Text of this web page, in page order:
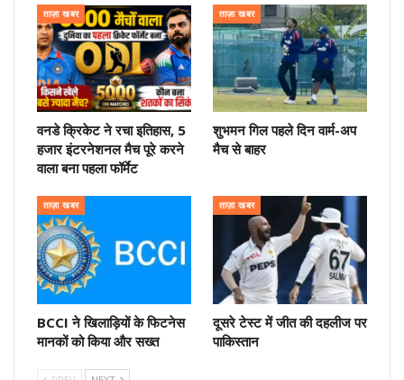
ताज़ा खबर
वनडे क्रिकेट ने रचा इतिहास, 5
हजार इंटरनेशनल मैच पूरे करने
वाला बना पहला फॉर्मेट
ताज़ा खबर
शुभमन गिल पहले दिन वार्म-अप
मैच से बाहर
ताज़ा खबर
BCCI ने खिलाड़ियों के फिटनेस
मानकों को किया और सख्त
ताज़ा खबर
दूसरे टेस्ट में जीत की दहलीज पर
पाकिस्तान